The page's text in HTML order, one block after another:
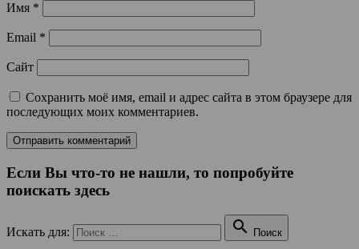
Имя *
Email *
Сайт
Сохранить моё имя, email и адрес сайта в этом браузере для
последующих моих комментариев.
Если Вы что-то не нашли, то попробуйте
поискать здесь
Искать для:  Поиск